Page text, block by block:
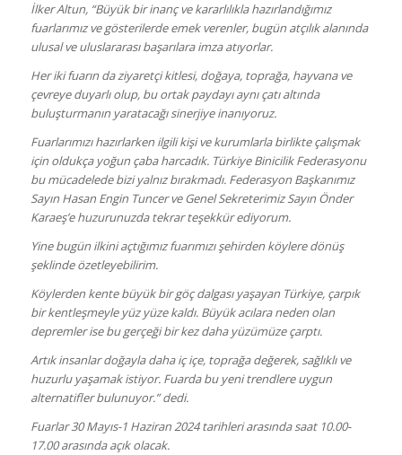
İlker Altun, “Büyük bir inanç ve kararlılıkla hazırlandığımız
fuarlarımız ve gösterilerde emek verenler, bugün atçılık alanında
ulusal ve uluslararası başarılara imza atıyorlar.
Her iki fuarın da ziyaretçi kitlesi, doğaya, toprağa, hayvana ve
çevreye duyarlı olup, bu ortak paydayı aynı çatı altında
buluşturmanın yaratacağı sinerjiye inanıyoruz.
Fuarlarımızı hazırlarken ilgili kişi ve kurumlarla birlikte çalışmak
için oldukça yoğun çaba harcadık. Türkiye Binicilik Federasyonu
bu mücadelede bizi yalnız bırakmadı. Federasyon Başkanımız
Sayın Hasan Engin Tuncer ve Genel Sekreterimiz Sayın Önder
Karaeş’e huzurunuzda tekrar teşekkür ediyorum.
Yine bugün ilkini açtığımız fuarımızı şehirden köylere dönüş
şeklinde özetleyebilirim.
Köylerden kente büyük bir göç dalgası yaşayan Türkiye, çarpık
bir kentleşmeyle yüz yüze kaldı. Büyük acılara neden olan
depremler ise bu gerçeği bir kez daha yüzümüze çarptı.
Artık insanlar doğayla daha iç içe, toprağa değerek, sağlıklı ve
huzurlu yaşamak istiyor. Fuarda bu yeni trendlere uygun
alternatifler bulunuyor.” dedi.
Fuarlar 30 Mayıs-1 Haziran 2024 tarihleri arasında saat 10.00-
17.00 arasında açık olacak.